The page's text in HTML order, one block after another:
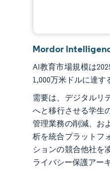
Mordor
AI教育市場規模は
1,000万米ドルに達す
需要は、デジタルリ
へと移行させる学生
管理業務の削減、お
析を統合プラットフ
ションの競合他社を
ライバシー保護アー